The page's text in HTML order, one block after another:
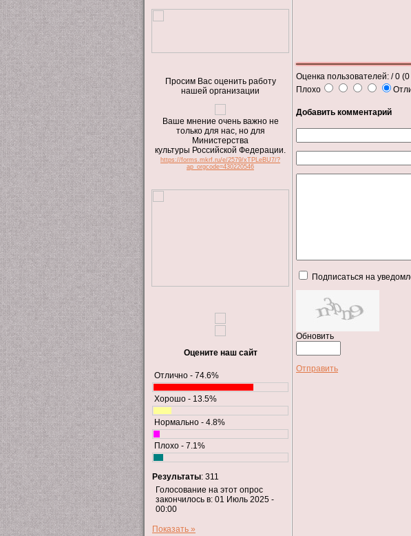
Просим Вас оценить работу
нашей организации
Ваше мнение очень важно не
только для нас, но для
Министерства
культуры Российской Федерации.
https://forms.mkrf.ru/e/2579/xTPLeBU7/?
ap_orgcode=430220546
Оцените наш сайт
Отлично - 74.6%
Хорошо - 13.5%
Нормально - 4.8%
Плохо - 7.1%
Результаты: 311
Голосование на этот опрос
закончилось в: 01 Июль 2025 -
00:00
Показать »
Оценка пользователей: / 0 (0
Плохо
Добавить комментарий
Подписаться на
Обновить
Отправить